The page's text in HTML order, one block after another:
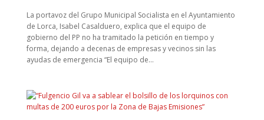
La portavoz del Grupo Municipal Socialista en el Ayuntamiento
de Lorca, Isabel Casalduero, explica que el equipo de
gobierno del PP no ha tramitado la petición en tiempo y
forma, dejando a decenas de empresas y vecinos sin las
ayudas de emergencia “El equipo de...